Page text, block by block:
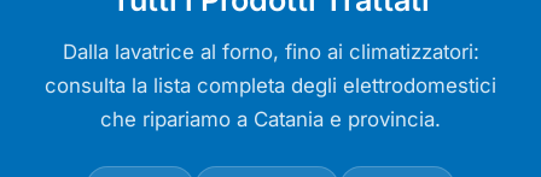
Dalla lavatrice al forno, fino ai climatizzatori:
consulta la lista completa degli elettrodomestici
che ripariamo a Catania e provincia.